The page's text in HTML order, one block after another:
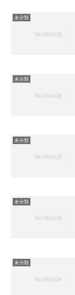
未分類
未分類
未分類
未分類
未分類